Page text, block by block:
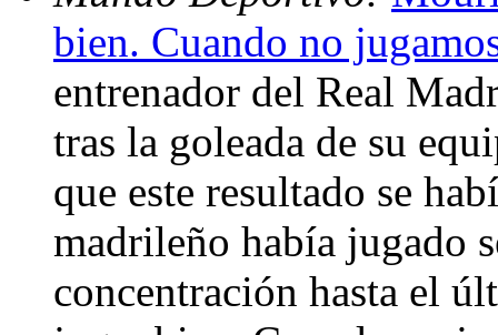
bien. Cuando no
entrenador del Real
tras la goleada de su
que este resultado se
madrileño había jugado
concentración hasta el